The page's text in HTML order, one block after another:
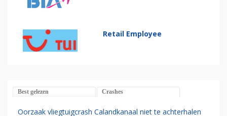
Retail Employee
Best gelezen Crashes
Oorzaak vliegtuigcrash Calandkanaal niet te achterhalen